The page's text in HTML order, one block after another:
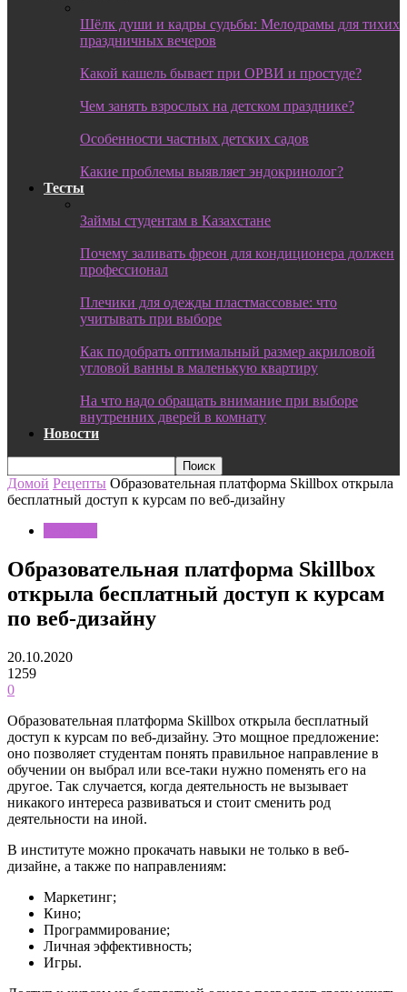
Шёлк души и кадры судьбы: Мелодрамы для тихих
праздничных вечеров
Какой кашель бывает при ОРВИ и простуде?
Чем занять взрослых на детском празднике?
Особенности частных детских садов
Какие проблемы выявляет эндокринолог?
Тесты
Займы студентам в Казахстане
Почему заливать фреон для кондиционера должен
профессионал
Плечики для одежды пластмассовые: что
учитывать при выборе
Как подобрать оптимальный размер акриловой
угловой ванны в маленькую квартиру
На что надо обращать внимание при выборе
внутренних дверей в комнату
Новости
Домой Рецепты Образовательная платформа Skillbox открыла
бесплатный доступ к курсам по веб-дизайну
Образовательная платформа Skillbox
открыла бесплатный доступ к курсам
по веб-дизайну
20.10.2020
1259
0
Образовательная платформа Skillbox открыла бесплатный
доступ к курсам по веб-дизайну. Это мощное предложение:
оно позволяет студентам понять правильное направление в
обучении он выбрал или все-таки нужно поменять его на
другое. Так случается, когда деятельность не вызывает
никакого интереса развиваться и стоит сменить род
деятельности на иной.
В институте можно прокачать навыки не только в веб-
дизайне, а также по направлениям:
Маркетинг;
Кино;
Программирование;
Личная эффективность;
Игры.